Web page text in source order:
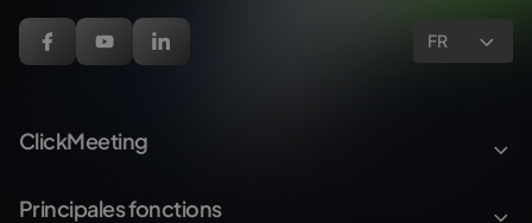
FR
ClickMeeting
Principales fonctions